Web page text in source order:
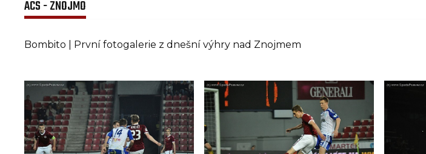
ACS - ZNOJMO
Bombito | První fotogalerie z dnešní výhry nad Znojmem